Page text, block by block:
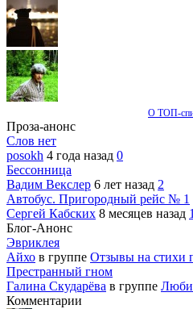
О ТОП-
Проза-анонс
Слов нет
posokh 4 года назад 0
Бессонница
Вадим Векслер 6 лет назад 2
Автобус. Пригородный рейс № 1
Сергей Кабских 8 месяцев назад
Блог-Анонс
Эвриклея
Айхо в группе Отзывы на стихи
Престранный гном
Галина Скударёва в группе
Комментарии